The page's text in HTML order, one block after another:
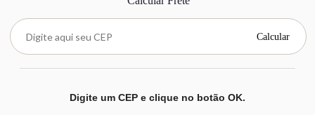
Calcular
Digite um CEP e clique no botão OK.